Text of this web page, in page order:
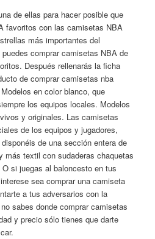
de ellas para hacer posible que
favoritos con las camisetas NBA
más importantes del
comprar camisetas NBA de
Después rellenarás la ficha
de comprar camisetas nba
en color blanco, que
los equipos locales. Modelos
y originales. Las camisetas
de los equipos y jugadores,
de una sección entera de
más textil con sudaderas chaquetas
si juegas al baloncesto en tus
sea comprar una camiseta
a tus adversarios con la
sabes donde comprar camisetas
y precio sólo tienes que darte